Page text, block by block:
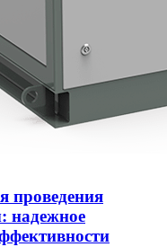
проведения
надежное